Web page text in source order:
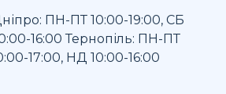
ПН-ПТ 10:00-19:00, СБ
16:00 Тернопіль: ПН-ПТ
17:00, НД 10:00-16:00